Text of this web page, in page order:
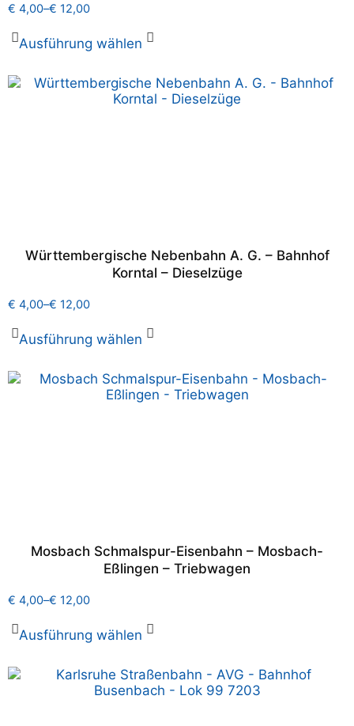
€ 4,00–€ 12,00
Ausführung wählen
Württembergische Nebenbahn A. G. – Bahnhof
Korntal – Dieselzüge
€ 4,00–€ 12,00
Ausführung wählen
Mosbach Schmalspur-Eisenbahn – Mosbach-
Eßlingen – Triebwagen
€ 4,00–€ 12,00
Ausführung wählen